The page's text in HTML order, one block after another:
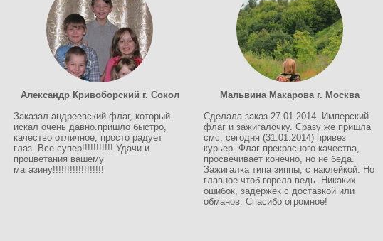
Александр Кривоборский г. Сокол
Заказал андреевский флаг, который
искал очень давно.пришло быстро,
качество отличное, просто радует
глаз. Все супер!!!!!!!!!!! Удачи и
процветания вашему
магазину!!!!!!!!!!!!!!!!!!
Мальвина Макарова г. Москва
Сделала заказ 27.01.2014. Имперский
флаг и зажигалочку. Сразу же пришла
смс, сегодня (31.01.2014) привез
курьер. Флаг прекрасного качества,
просвечивает конечно, но не беда.
Зажигалка типа зиппы, с наклейкой. Но
главное чтоб горела ведь. Никаких
ошибок, задержек с доставкой или
обманов. Спасибо огромное!